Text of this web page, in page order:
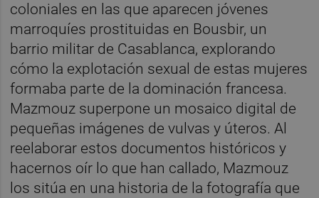
coloniales en las que aparecen jóvenes
marroquíes prostituidas en Bousbir, un
barrio militar de Casablanca, explorando
cómo la explotación sexual de estas mujeres
formaba parte de la dominación francesa.
Mazmouz superpone un mosaico digital de
pequeñas imágenes de vulvas y úteros. Al
reelaborar estos documentos históricos y
hacernos oír lo que han callado, Mazmouz
los sitúa en una historia de la fotografía que